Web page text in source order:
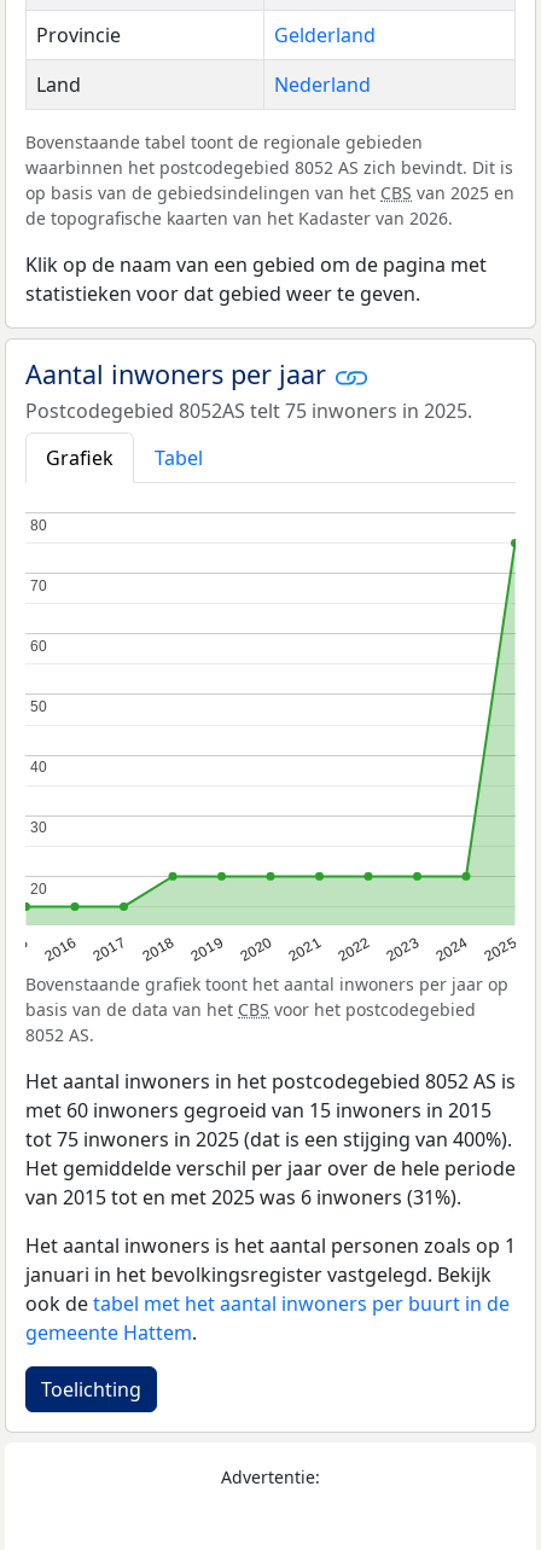
Provincie
Gelderland
Land
Nederland
Bovenstaande tabel toont de regionale gebieden
waarbinnen het postcodegebied 8052 AS zich bevindt. Dit is
op basis van de gebiedsindelingen van het CBS van 2025 en
de topografische kaarten van het Kadaster van 2026.
Klik op de naam van een gebied om de pagina met
statistieken voor dat gebied weer te geven.
Aantal inwoners per jaar
Postcodegebied 8052AS telt 75 inwoners in 2025.
Grafiek
Tabel
2016 2017 2018 2019 2020 2021 2022 2023 2024 2025
20
20
30
30
40
40
50
50
60
60
70
70
80
80
Bovenstaande grafiek toont het aantal inwoners per jaar op
basis van de data van het CBS voor het postcodegebied
8052 AS.
Het aantal inwoners in het postcodegebied 8052 AS is
met 60 inwoners gegroeid van 15 inwoners in 2015
tot 75 inwoners in 2025 (dat is een stijging van 400%).
Het gemiddelde verschil per jaar over de hele periode
van 2015 tot en met 2025 was 6 inwoners (31%).
Het aantal inwoners is het aantal personen zoals op 1
januari in het bevolkingsregister vastgelegd. Bekijk
ook detabel met het aantal inwoners per buurt in de
gemeente Hattem.
Toelichting
Advertentie: